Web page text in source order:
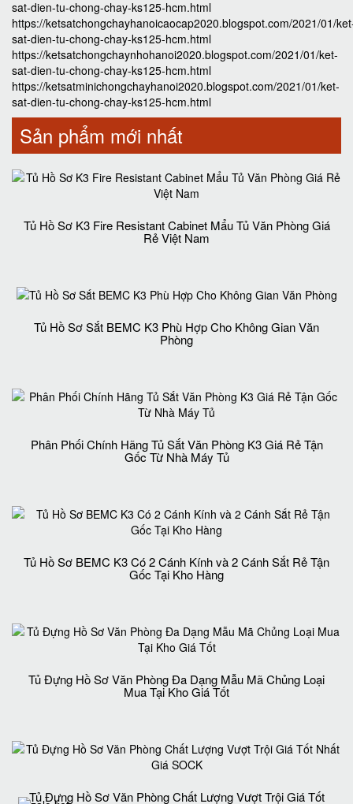
sat-dien-tu-chong-chay-ks125-hcm.html
https://ketsatchongchayhanoicaocap2020.blogspot.com/2021/01/
sat-dien-tu-chong-chay-ks125-hcm.html
https://ketsatchongchaynhohanoi2020.blogspot.com/2021/01/ket-
sat-dien-tu-chong-chay-ks125-hcm.html
https://ketsatminichongchayhanoi2020.blogspot.com/2021/01/ket-
sat-dien-tu-chong-chay-ks125-hcm.html
Sản phẩm mới nhất
Tủ Hồ Sơ K3 Fire Resistant Cabinet Mẩu Tủ Văn Phòng Giá
Rẻ Việt Nam
Tủ Hồ Sơ Sắt BEMC K3 Phù Hợp Cho Không Gian Văn
Phòng
Phân Phối Chính Hãng Tủ Sắt Văn Phòng K3 Giá Rẻ Tận
Gốc Từ Nhà Máy Tủ
Tủ Hồ Sơ BEMC K3 Có 2 Cánh Kính và 2 Cánh Sắt Rẻ Tận
Gốc Tại Kho Hàng
Tủ Đựng Hồ Sơ Văn Phòng Đa Dạng Mẫu Mã Chủng Loại
Mua Tại Kho Giá Tốt
Tủ Đựng Hồ Sơ Văn Phòng Chất Lượng Vượt Trội Giá Tốt